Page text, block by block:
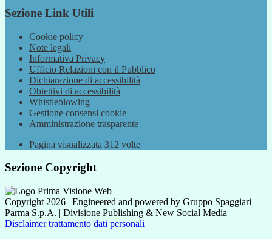
Sezione Link Utili
Cookie policy
Note legali
Informativa Privacy
Ufficio Relazioni con il Pubblico
Dichiarazione di accessibilità
Obiettivi di accessibilità
Whistleblowing
Gestione consensi cookie
Amministrazione trasparente
Pagina visualizzata 312 volte
Sezione Copyright
Copyright 2026 | Engineered and powered by Gruppo Spaggiari
Parma S.p.A. | Divisione Publishing & New Social Media
Disclaimer trattamento dati personali